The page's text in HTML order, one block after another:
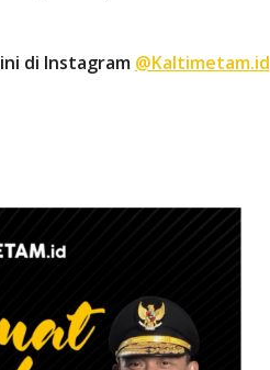
di Instagram @Kaltimetam.id